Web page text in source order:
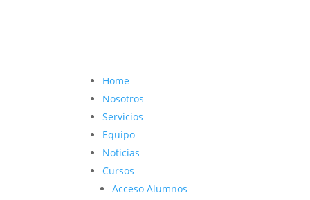
Home
Nosotros
Servicios
Equipo
Noticias
Cursos
Acceso Alumnos